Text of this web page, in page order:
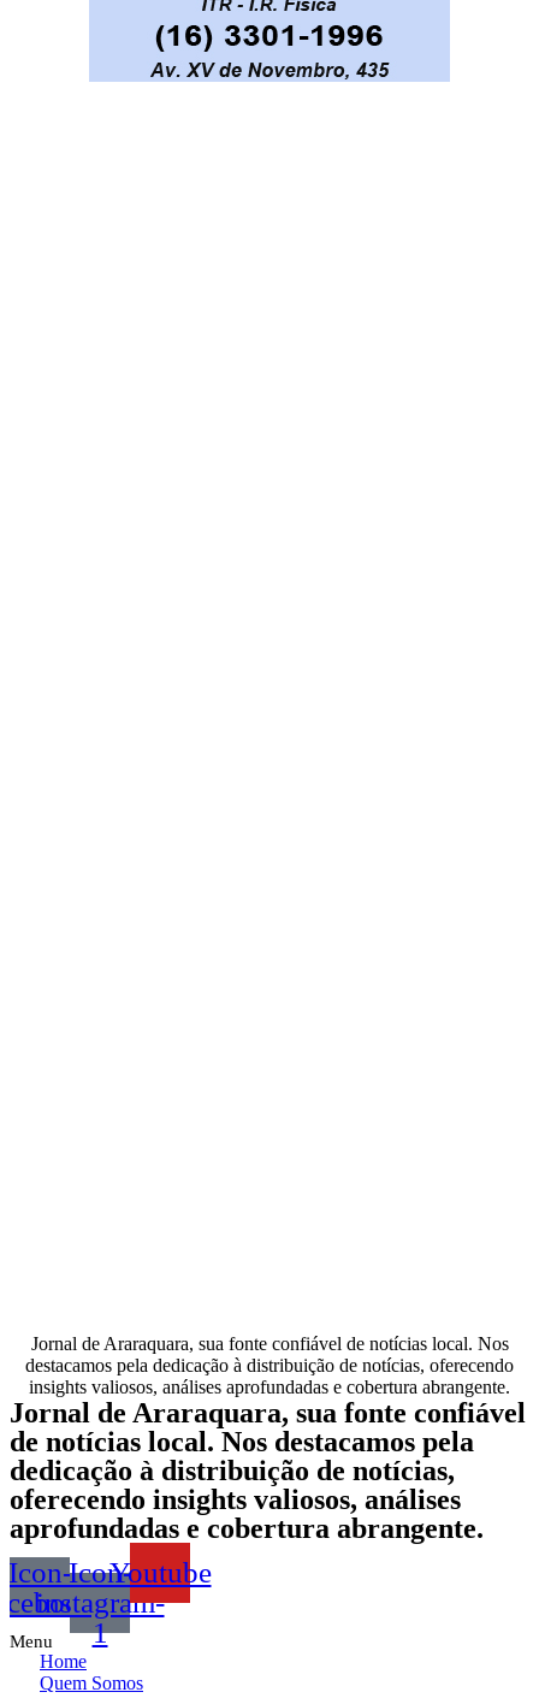
Jornal de Araraquara, sua fonte confiável de notícias local. Nos
destacamos pela dedicação à distribuição de notícias, oferecendo
insights valiosos, análises aprofundadas e cobertura abrangente.
Jornal de Araraquara, sua fonte confiável
de notícias local. Nos destacamos pela
dedicação à distribuição de notícias,
oferecendo insights valiosos, análises
aprofundadas e cobertura abrangente.
Icon-Icon-
instagram-
1
Youtube
Menu
Home
Quem Somos